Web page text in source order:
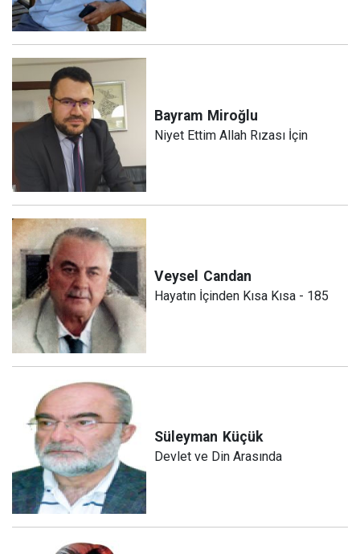
Bayram Miroğlu
Niyet Ettim Allah Rızası İçin
Veysel Candan
Hayatın İçinden Kısa Kısa - 185
Süleyman Küçük
Devlet ve Din Arasında